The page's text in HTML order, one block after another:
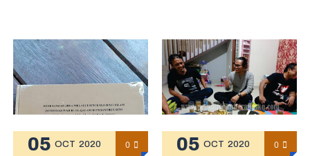
05 OCT 2020 0 05 OCT 2020 0